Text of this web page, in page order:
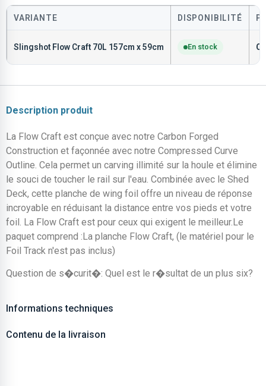
VARIANTE DISPONIBILITÉ
Slingshot Flow Craft 70L 157cm x 59cm En stock
Description produit
La Flow Craft est conçue avec notre Carbon Forged
Construction et façonnée avec notre Compressed Curve
Outline. Cela permet un carving illimité sur la houle et élimine
le souci de toucher le rail sur l'eau. Combinée avec le Shed
Deck, cette planche de wing foil offre un niveau de réponse
incroyable en réduisant la distance entre vos pieds et votre
foil. La Flow Craft est pour ceux qui exigent le meilleur.Le
paquet comprend :La planche Flow Craft, (le matériel pour le
Foil Track n'est pas inclus)
Question de s�curit�: Quel est le r�sultat de un plus six?
Informations techniques
Contenu de la livraison